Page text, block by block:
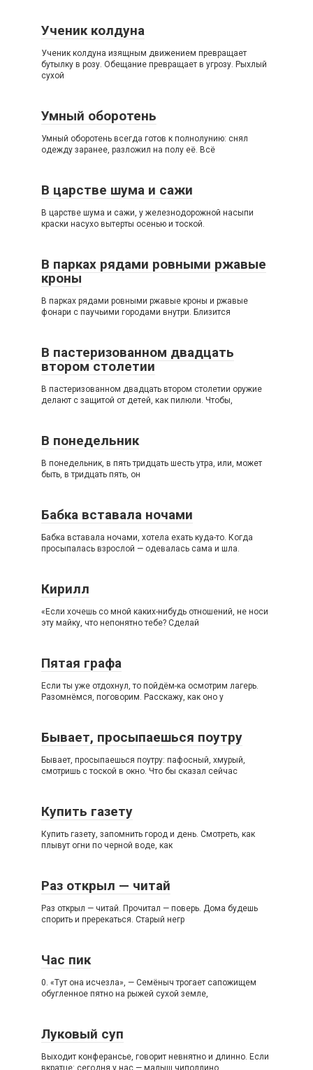
Ученик колдуна
Ученик колдуна изящным движением превращает
бутылку в розу. Обещание превращает в угрозу. Рыхлый
сухой
Умный оборотень
Умный оборотень всегда готов к полнолунию: снял
одежду заранее, разложил на полу её. Всё
В царстве шума и сажи
В царстве шума и сажи, у железнодорожной насыпи
краски насухо вытерты осенью и тоской.
В парках рядами ровными ржавые
кроны
В парках рядами ровными ржавые кроны и ржавые
фонари с паучьими городами внутри. Близится
В пастеризованном двадцать
втором столетии
В пастеризованном двадцать втором столетии оружие
делают с защитой от детей, как пилюли. Чтобы,
В понедельник
В понедельник, в пять тридцать шесть утра, или, может
быть, в тридцать пять, он
Бабка вставала ночами
Бабка вставала ночами, хотела ехать куда-то. Когда
просыпалась взрослой — одевалась сама и шла.
Кирилл
«Если хочешь со мной каких-нибудь отношений, не носи
эту майку, что непонятно тебе? Сделай
Пятая графа
Если ты уже отдохнул, то пойдём-ка осмотрим лагерь.
Разомнёмся, поговорим. Расскажу, как оно у
Бывает, просыпаешься поутру
Бывает, просыпаешься поутру: пафосный, хмурый,
смотришь с тоской в окно. Что бы сказал сейчас
Купить газету
Купить газету, запомнить город и день. Смотреть, как
плывут огни по черной воде, как
Раз открыл — читай
Раз открыл — читай. Прочитал — поверь. Дома будешь
спорить и пререкаться. Старый негр
Час пик
0. «Тут она исчезла», — Семёныч трогает сапожищем
обугленное пятно на рыжей сухой земле,
Луковый суп
Выходит конферансье, говорит невнятно и длинно. Если
вкратце: сегодня у нас — малыш чиполлино,